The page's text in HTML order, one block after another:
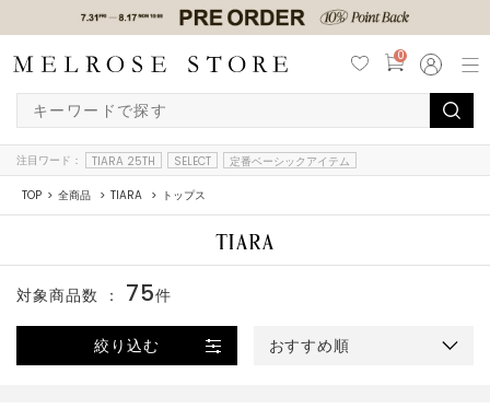
0
注目ワード： TIARA 25TH SELECT 定番ベーシックアイテム
TOP 全商品 TIARA トップス
絞り込む おすすめ順
対象商品数 ： 75件